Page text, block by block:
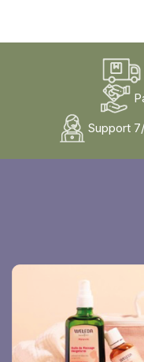
Support